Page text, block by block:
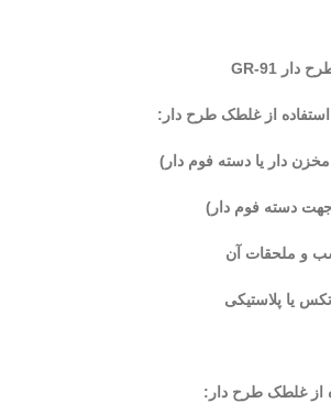
استفاده از غلطک طرح دار:
دار یا دسته فوم ‌دار)
دسته فوم دار)
و ملحقات آن
یا پلاستیکی
از غلطک طرح دار: